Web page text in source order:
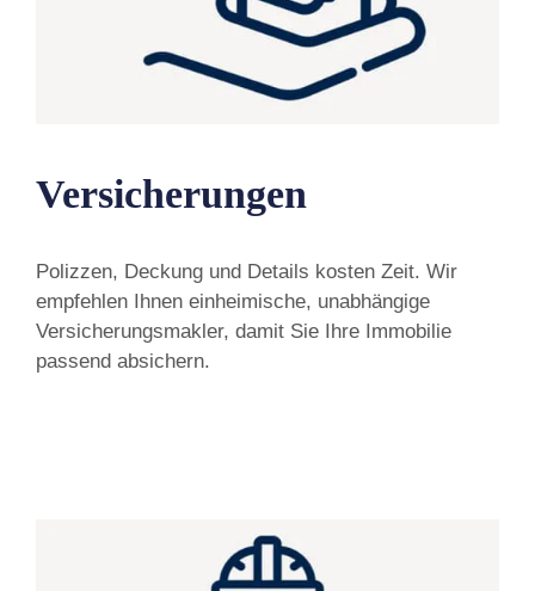
Versicherungen
Polizzen, Deckung und Details kosten Zeit. Wir
empfehlen Ihnen einheimische, unabhängige
Versicherungsmakler, damit Sie Ihre Immobilie
passend absichern.